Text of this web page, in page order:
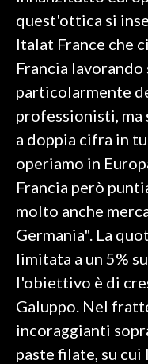
quest'ottica si
Italat France che
Francia
particolarmente
professionisti, ma
a doppia cifra in
operiamo in
Francia però
molto anche
Germania". La
limitata a un 5%
l'obiettivo è di
Galuppo. Nel
incoraggianti
paste filate, su